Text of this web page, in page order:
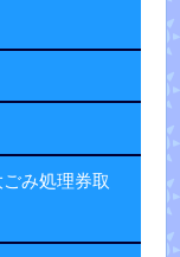
み処理券取